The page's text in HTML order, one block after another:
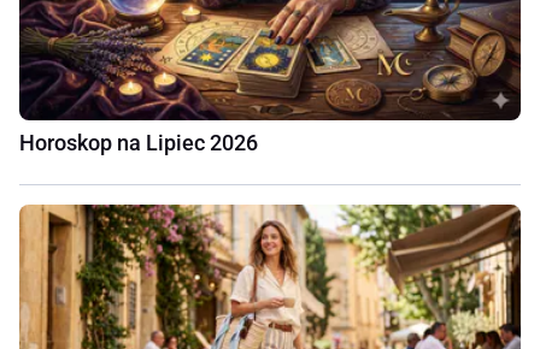
Horoskop na Lipiec 2026